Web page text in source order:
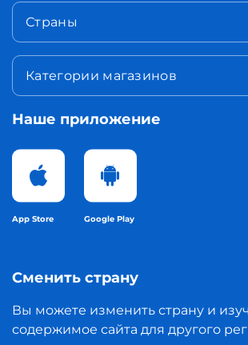
Страны
Категории магазинов
Наше приложение
App Store Google Play
Сменить страну
Вы можете изменить страну и
содержимое сайта для другого